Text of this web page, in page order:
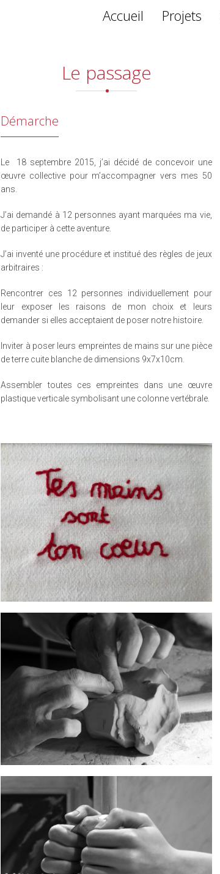
Accueil Projets
Le passage
Démarche
Le 18 septembre 2015, j’ai décidé de concevoir une
œuvre collective pour m’accompagner vers mes 50
ans.
J’ai demandé à 12 personnes ayant marquées ma vie,
de participer à cette aventure.
J’ai inventé une procédure et institué des règles de jeux
arbitraires :
Rencontrer ces 12 personnes individuellement pour
leur exposer les raisons de mon choix et leurs
demander si elles acceptaient de poser notre histoire.
Inviter à poser leurs empreintes de mains sur une pièce
de terre cuite blanche de dimensions 9x7x10cm.
Assembler toutes ces empreintes dans une œuvre
plastique verticale symbolisant une colonne vertébrale.